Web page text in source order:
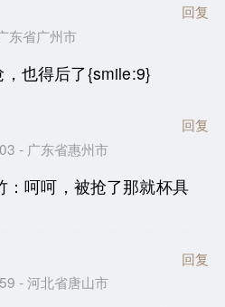
东省广州市
回复
也得后了{smile:9}
- 广东省惠州市
回复
：呵呵，被抢了那就杯具
- 河北省唐山市
回复